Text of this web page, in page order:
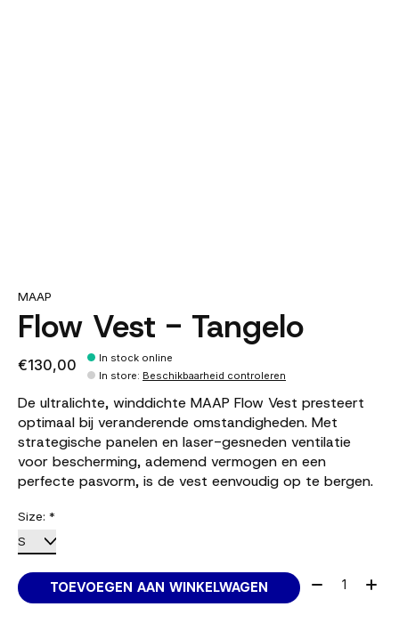
MAAP
Flow Vest - Tangelo
€130,00
In stock online
In store: Beschikbaarheid controleren
De ultralichte, winddichte MAAP Flow Vest presteert
optimaal bij veranderende omstandigheden. Met
strategische panelen en laser-gesneden ventilatie
voor bescherming, ademend vermogen en een
perfecte pasvorm, is de vest eenvoudig op te bergen.
Size: *
TOEVOEGEN AAN WINKELWAGEN Aantal: